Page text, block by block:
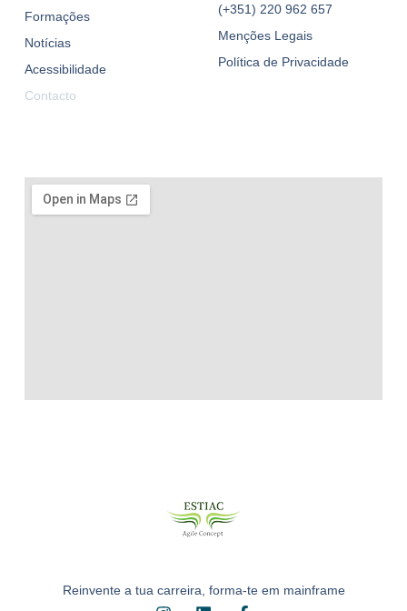
Reinvente a tua carreira, forma-te em mainframe
Formações
Notícias
Acessibilidade
Contacto
(+351) 220 962 657
Menções Legais
Política de Privacidade